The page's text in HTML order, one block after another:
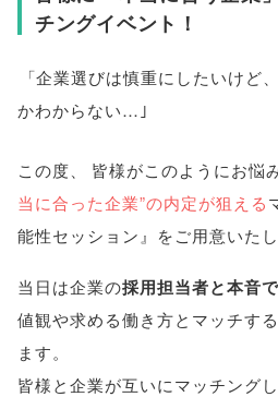
チングイベント！
「企業選びは慎重にしたいけど、
かわからない…｣
この度 皆様がこのようにお悩
当に合った企業”の内定が狙える
能性セッション』をご用意いた
当日は企業の採用担当者と本音
値観や求める働き方とマッチす
ます。
皆様と企業が互いにマッチング